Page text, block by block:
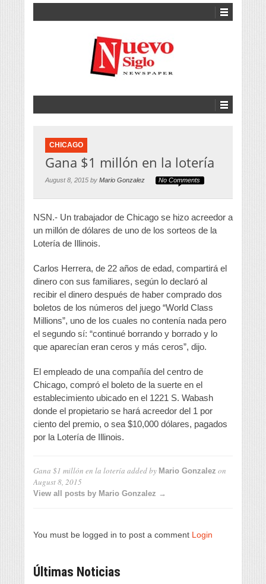
CHICAGO
Gana $1 millón en la lotería
August 8, 2015 by Mario Gonzalez No Comments
NSN.- Un trabajador de Chicago se hizo acreedor a
un millón de dólares de uno de los sorteos de la
Lotería de Illinois.
Carlos Herrera, de 22 años de edad, compartirá el
dinero con sus familiares, según lo declaró al
recibir el dinero después de haber comprado dos
boletos de los números del juego “World Class
Millions”, uno de los cuales no contenía nada pero
el segundo sí: “continué borrando y borrado y lo
que aparecían eran ceros y más ceros”, dijo.
El empleado de una compañía del centro de
Chicago, compró el boleto de la suerte en el
establecimiento ubicado en el 1221 S. Wabash
donde el propietario se hará acreedor del 1 por
ciento del premio, o sea $10,000 dólares, pagados
por la Lotería de Illinois.
Gana $1 millón en la lotería added by Mario Gonzalez on
August 8, 2015
View all posts by Mario Gonzalez →
You must be logged in to post a comment Login
Últimas Noticias